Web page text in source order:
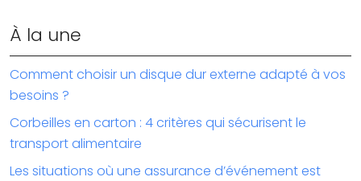
À la une
Comment choisir un disque dur externe adapté à vos
besoins ?
Corbeilles en carton : 4 critères qui sécurisent le
transport alimentaire
Les situations où une assurance d’événement est